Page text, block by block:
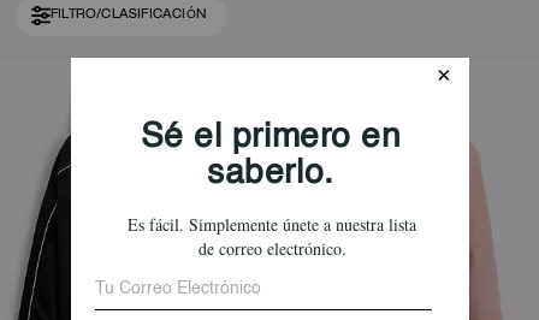
FILTRO/CLASIFICACIÓN